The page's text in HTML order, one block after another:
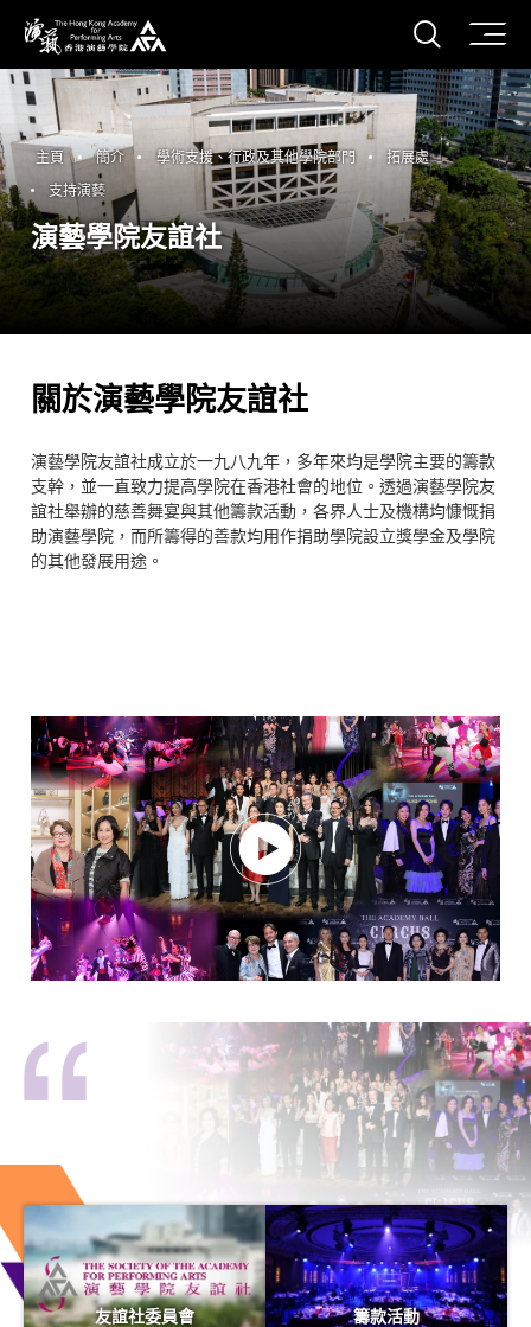
香港演藝學院
打開
主頁 簡介 學術支援、行政及其他學院部門
拓展處
支持演藝
演藝學院友誼社
關於演藝學院友誼社
演藝學院友誼社成立於一九八九年，多年來均是學院主要的籌款
支幹，並一直致力提高學院在香港社會的地位。透過演藝學院友
誼社舉辦的慈善舞宴與其他籌款活動，各界人士及機構均慷慨捐
助演藝學院，而所籌得的善款均用作捐助學院設立獎學金及學院
的其他發展用途。
Play
友誼社委員會 籌款活動